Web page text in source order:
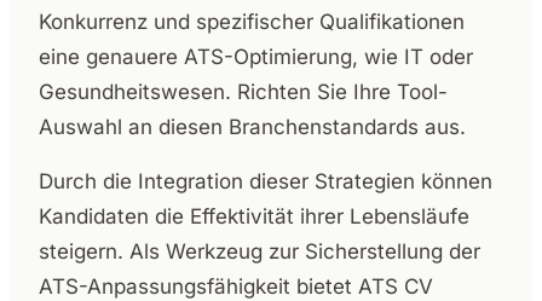
Konkurrenz und spezifischer Qualifikationen
eine genauere ATS-Optimierung, wie IT oder
Gesundheitswesen. Richten Sie Ihre Tool-
Auswahl an diesen Branchenstandards aus.
Durch die Integration dieser Strategien können
Kandidaten die Effektivität ihrer Lebensläufe
steigern. Als Werkzeug zur Sicherstellung der
ATS-Anpassungsfähigkeit bietet ATS CV